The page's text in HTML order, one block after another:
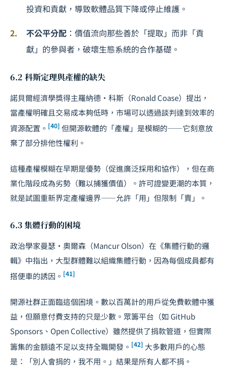
投資和貢獻，導致軟體品質下降或停止維護。
不公平分配 ：價值流向那些善於「提取」而非「貢
獻」的參與者，破壞生態系統的合作基礎。
6.2 科斯定理與產權的缺失
諾貝爾經濟學獎得主羅納德・科斯（Ronald Coase）提出，
當產權明確且交易成本夠低時，市場可以透過談判達到效率的
資源配置。 [40] 但開源軟體的「產權」是模糊的——它刻意放
棄了部分排他性權利。
這種產權模糊在早期是優勢（促進廣泛採用和協作），但在商
業化階段成為劣勢（難以捕獲價值）。許可證變更潮的本質，
就是試圖重新界定產權邊界——允許「用」但限制「賣」。
6.3 集體行動的困境
政治學家曼瑟・奧爾森（Mancur Olson）在《集體行動的邏
輯》中指出，大型群體難以組織集體行動，因為每個成員都有
搭便車的誘因。 [41]
開源社群正面臨這個困境。數以百萬計的用戶從免費軟體中獲
益，但願意付費支持的只是少數。眾籌平台（如 GitHub
Sponsors、Open Collective）雖然提供了捐款管道，但實際
籌集的金額遠不足以支持全職開發。 [42] 大多數用戶的心態
是：「別人會捐的，我不用。」結果是所有人都不捐。